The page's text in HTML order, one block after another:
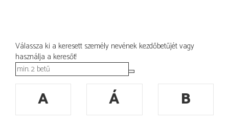
Válassza ki a keresett személy nevének kezdőbetűjét vagy
használja a keresőt!
A Á
B